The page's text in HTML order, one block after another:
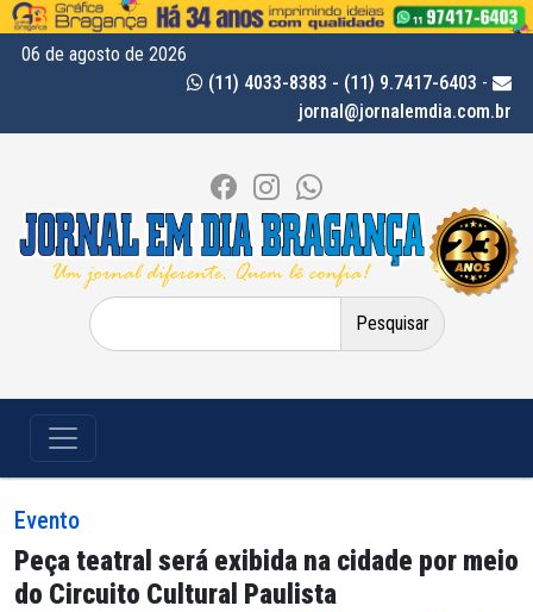
06 de agosto de 2026
(11) 4033-8383 - (11) 9.7417-6403 -
jornal@jornalemdia.com.br
Pesquisar
por:
Evento
Peça teatral será exibida na cidade por meio
do Circuito Cultural Paulista